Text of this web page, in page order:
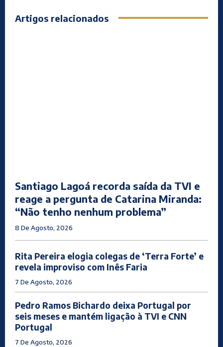
Artigos relacionados
Santiago Lagoá recorda saída da TVI e
reage a pergunta de Catarina Miranda:
“Não tenho nenhum problema”
8 De Agosto, 2026
Rita Pereira elogia colegas de ‘Terra Forte’ e
revela improviso com Inês Faria
7 De Agosto, 2026
Pedro Ramos Bichardo deixa Portugal por
seis meses e mantém ligação à TVI e CNN
Portugal
7 De Agosto, 2026